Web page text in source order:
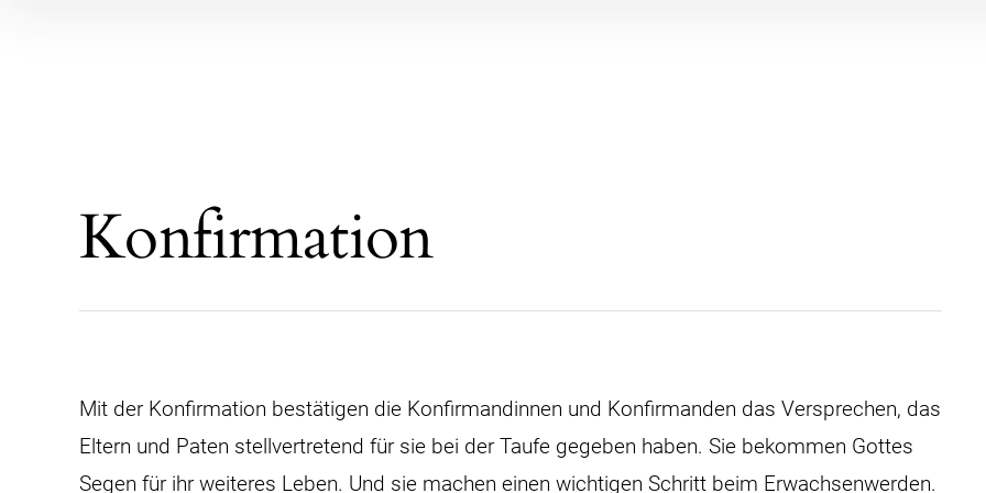
Konfirmation
Mit der Konfirmation bestätigen die Konfirmandinnen und Konfirmanden das Versprechen, das
Eltern und Paten stellvertretend für sie bei der Taufe gegeben haben. Sie bekommen Gottes
Segen für ihr weiteres Leben. Und sie machen einen wichtigen Schritt beim Erwachsenwerden.